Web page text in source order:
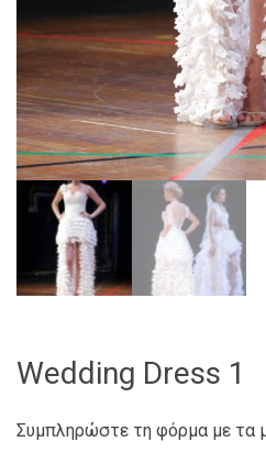
Wedding Dress 1
Συμπληρώστε τη φόρμα με τα